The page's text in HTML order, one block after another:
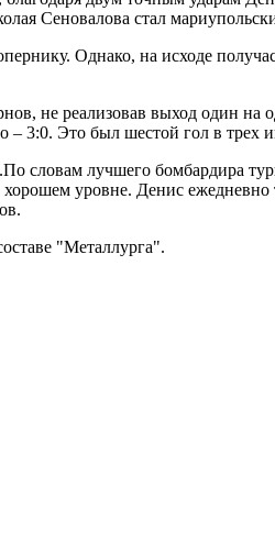
Сеновалова стал
Однако, на исходе
не реализовав выход один
– 3:0. Это был шестой гол в
словам лучшего бомбардира
уровне. Денис ежедневно
"Металлурга".